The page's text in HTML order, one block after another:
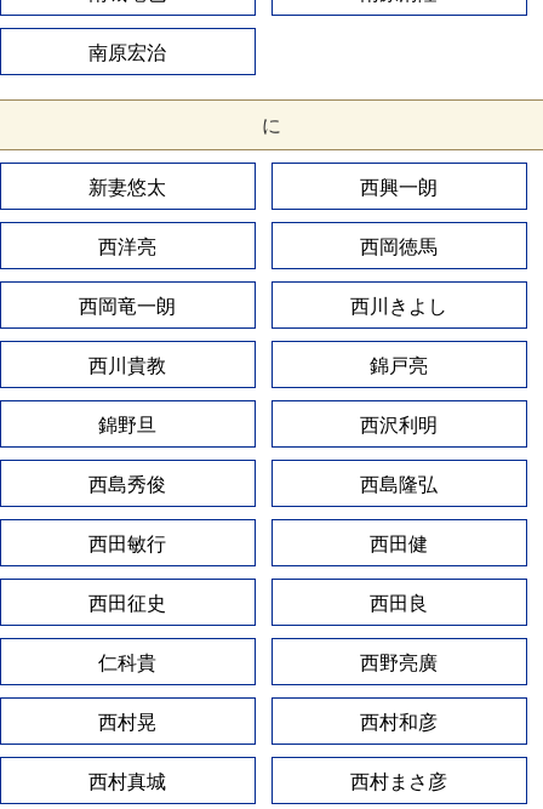
南原宏治
に
新妻悠太 西興一朗
西洋亮 西岡徳馬
西岡竜一朗 西川きよし
西川貴教 錦戸亮
錦野旦 西沢利明
西島秀俊 西島隆弘
西田敏行 西田健
西田征史 西田良
仁科貴 西野亮廣
西村晃 西村和彦
西村真城 西村まさ彦